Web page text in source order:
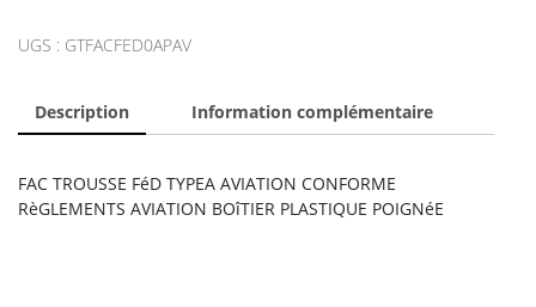
United
AV,
ACME
UGS : GTFACFED0APAV
Description Information complémentaire
FAC TROUSSE FéD TYPEA AVIATION CONFORME
RèGLEMENTS AVIATION BOîTIER PLASTIQUE POIGNéE